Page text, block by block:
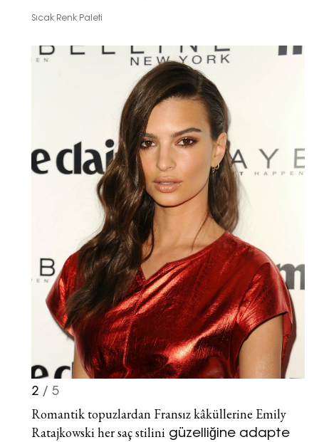
Haftalık E-Bülten
Sıcak Renk Paleti
2 / 5
Romantik topuzlardan Fransız kâküllerine Emily
Ratajkowski hersaç stilini güzelliğine adapte